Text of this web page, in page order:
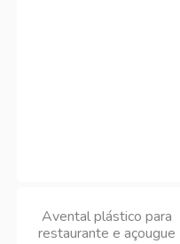
Avental plástico para
restaurante e açougue